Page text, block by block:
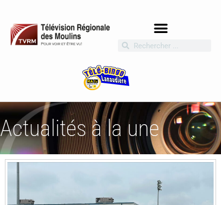
Actualités à la une